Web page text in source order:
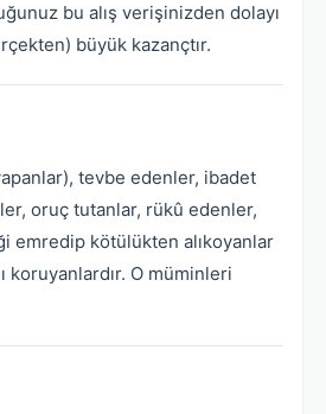
bu alış verişinizden dolayı
büyük kazançtır.
tevbe edenler, ibadet
oruç tutanlar, rükû edenler,
emredip kötülükten alıkoyanlar
koruyanlardır. O müminleri